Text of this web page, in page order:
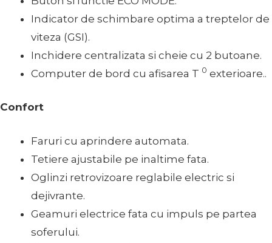
Indicator de schimbare optima a treptelor de
viteza (GSI).
Inchidere centralizata si cheie cu 2 butoane.
Computer de bord cu afisarea T 0 exterioare..
Confort
Faruri cu aprindere automata.
Tetiere ajustabile pe inaltime fata.
Oglinzi retrovizoare reglabile electric si
dejivrante.
Geamuri electrice fata cu impuls pe partea
soferului.